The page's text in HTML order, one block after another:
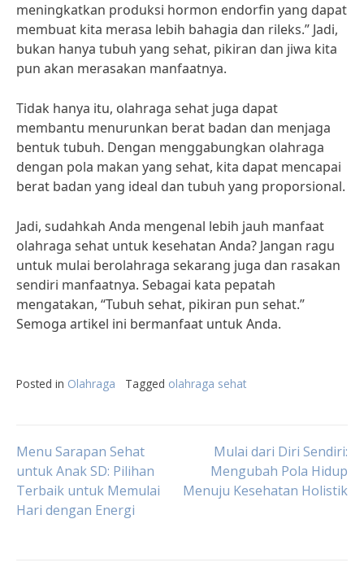
meningkatkan produksi hormon endorfin yang dapat
membuat kita merasa lebih bahagia dan rileks.” Jadi,
bukan hanya tubuh yang sehat, pikiran dan jiwa kita
pun akan merasakan manfaatnya.
Tidak hanya itu, olahraga sehat juga dapat
membantu menurunkan berat badan dan menjaga
bentuk tubuh. Dengan menggabungkan olahraga
dengan pola makan yang sehat, kita dapat mencapai
berat badan yang ideal dan tubuh yang proporsional.
Jadi, sudahkah Anda mengenal lebih jauh manfaat
olahraga sehat untuk kesehatan Anda? Jangan ragu
untuk mulai berolahraga sekarang juga dan rasakan
sendiri manfaatnya. Sebagai kata pepatah
mengatakan, “Tubuh sehat, pikiran pun sehat.”
Semoga artikel ini bermanfaat untuk Anda.
Posted in Olahraga Tagged olahraga sehat
Post
navigation
Menu Sarapan Sehat
untuk Anak SD: Pilihan
Terbaik untuk Memulai
Hari dengan Energi
Mulai dari Diri Sendiri:
Mengubah Pola Hidup
Menuju Kesehatan Holistik